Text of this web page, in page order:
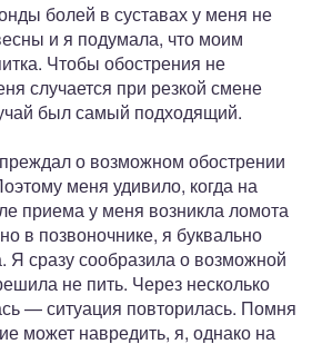
болей в суставах у меня не
и я подумала, что моим
Чтобы обострения не
случается при резкой смене
был самый подходящий.
о возможном обострении
меня удивило, когда на
приема у меня возникла ломота
в позвоночнике, я буквально
Я сразу сообразила о возможной
не пить. Через несколько
— ситуация повторилась. Помня
может навредить, я, однако на